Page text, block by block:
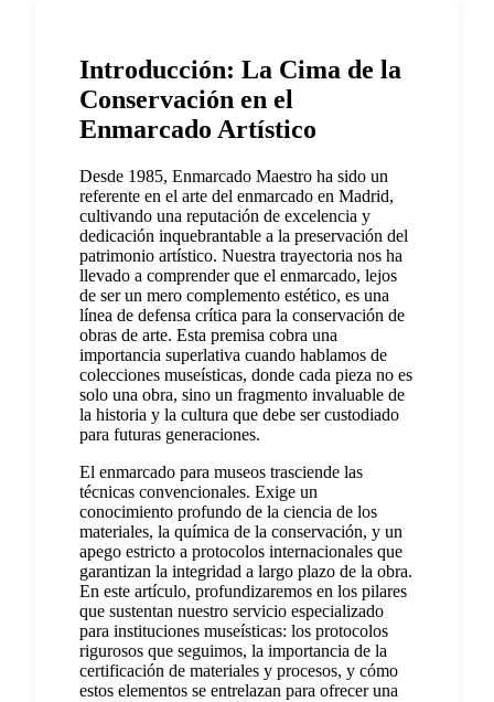
Introducción: La Cima de la
Conservación en el
Enmarcado Artístico
Desde 1985, Enmarcado Maestro ha sido un
referente en el arte del enmarcado en Madrid,
cultivando una reputación de excelencia y
dedicación inquebrantable a la preservación del
patrimonio artístico. Nuestra trayectoria nos ha
llevado a comprender que el enmarcado, lejos
de ser un mero complemento estético, es una
línea de defensa crítica para la conservación de
obras de arte. Esta premisa cobra una
importancia superlativa cuando hablamos de
colecciones museísticas, donde cada pieza no es
solo una obra, sino un fragmento invaluable de
la historia y la cultura que debe ser custodiado
para futuras generaciones.
El enmarcado para museos trasciende las
técnicas convencionales. Exige un
conocimiento profundo de la ciencia de los
materiales, la química de la conservación, y un
apego estricto a protocolos internacionales que
garantizan la integridad a largo plazo de la obra.
En este artículo, profundizaremos en los pilares
que sustentan nuestro servicio especializado
para instituciones museísticas: los protocolos
rigurosos que seguimos, la importancia de la
certificación de materiales y procesos, y cómo
estos elementos se entrelazan para ofrecer una